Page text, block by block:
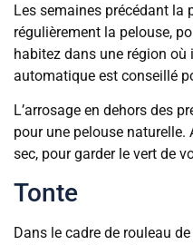
Les semaines précédant la
régulièrement la pelouse,
habitez dans une région où
automatique est conseillé
L’arrosage en dehors des
pour une pelouse naturelle.
sec, pour garder le vert de
Tonte
Dans le cadre de rouleau